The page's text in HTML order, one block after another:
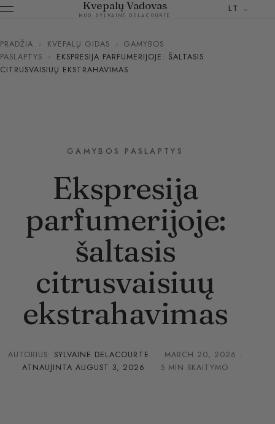
Kvepalų Vadovas
NUO SYLVAINE DELACOURTE
LT
PRADŽIA › KVEPALŲ GIDAS › GAMYBOS
PASLAPTYS
›
EKSPRESIJA PARFUMERIJOJE: ŠALTASIS
CITRUSVAISIUŲ EKSTRAHAVIMAS
GAMYBOS PASLAPTYS
Ekspresija
parfumerijoje:
šaltasis
citrusvaisiuų
ekstrahavimas
AUTORIUS: SYLVAINE DELACOURTE · MARCH 20, 2026 ·
ATNAUJINTA AUGUST 3, 2026 · 5 MIN SKAITYMO